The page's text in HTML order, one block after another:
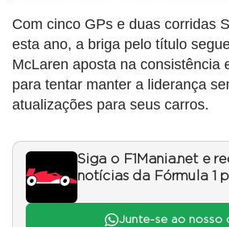
Com cinco GPs e duas corridas
esta ano, a briga pelo título
McLaren aposta na consistência
para tentar manter a liderança
atualizações para seus carros.
Siga o F1Mania.net e
notícias da Fórmula 1
Junte-se ao nosso